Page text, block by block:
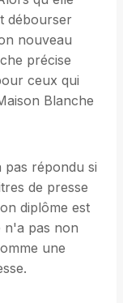
débourser
nouveau
précise
ceux qui
Blanche
pas répondu si
de presse
diplôme est
n'a pas non
une